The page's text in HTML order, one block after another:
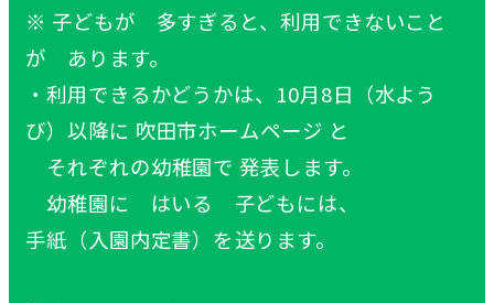
※ 子どもが 多すぎると、 利用できないこと
が あります。
・ 利用できるかどうかは、10月8日 （水よう
び） 以降に 吹田市ホームページ と
それぞれの幼稚園で発表 します。
幼稚園に はいる 子どもには、
手紙 （入園内定書）を送ります。